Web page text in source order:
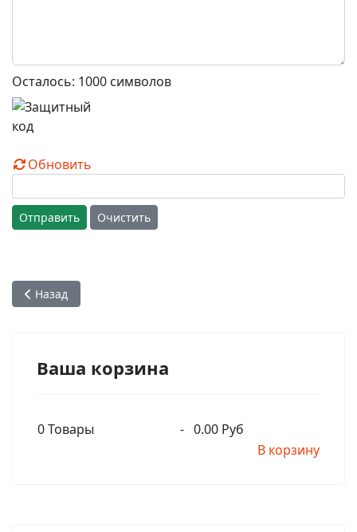
Осталось: 1000 символов
Обновить
Отправить Очистить
Предыдущий: Глава 78. Смерть Дантавакры, Видуратхи и
Назад
Ваша корзина
0Товары - 0.00 Руб
В корзину